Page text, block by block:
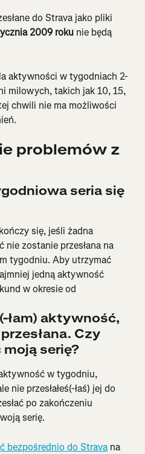
do Strava jako pliki
2009 roku nie będą
aktywności w tygodniach 2-
milowych, takich jak 10, 15,
chwili nie ma możliwości
problemów z
seria się
się, jeśli żadna
zostanie przesłana na
tygodniu. Aby utrzymać
jedną aktywność
w okresie od
łam) aktywność,
Czy
serię?
aktywność w tygodniu,
nie przesłałeś(-łaś) jej do
po zakończeniu
serię.
bezpośrednio do Strava na